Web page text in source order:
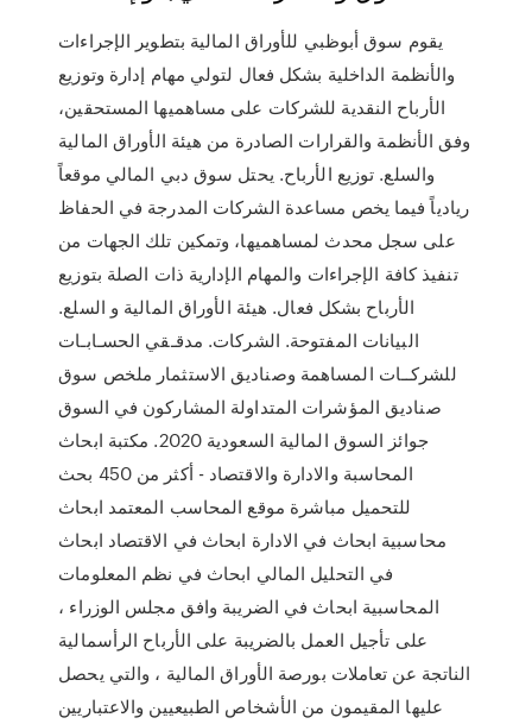
يقوم سوق أبوظبي للأوراق المالية بتطوير الإجراءات
والأنظمة الداخلية بشكل فعال لتولي مهام إدارة وتوزيع
الأرباح النقدية للشركات على مساهميها المستحقين،
وفق الأنظمة والقرارات الصادرة من هيئة الأوراق المالية
والسلع. توزيع الأرباح. يحتل سوق دبي المالي موقعاً
ريادياً فيما يخص مساعدة الشركات المدرجة في الحفاظ
على سجل محدث لمساهميها، وتمكين تلك الجهات من
تنفيذ كافة الإجراءات والمهام الإدارية ذات الصلة بتوزيع
الأرباح بشكل فعال. هيئة الأوراق المالية و السلع.
البيانات المفتوحة. الشركات. مدقـقي الحسـابـات
للشركــات المساهمة وصناديق الاستثمار ملخص سوق
صناديق المؤشرات المتداولة المشاركون في السوق
جوائز السوق المالية السعودية 2020. مكتبة ابحاث
المحاسبة والادارة والاقتصاد - أكثر من 450 بحث
للتحميل مباشرة موقع المحاسب المعتمد ابحاث
محاسبية ابحاث في الادارة ابحاث في الاقتصاد ابحاث
في التحليل المالي ابحاث في نظم المعلومات
المحاسبية ابحاث في الضريبة وافق مجلس الوزراء ،
على تأجيل العمل بالضريبة على الأرباح الرأسمالية
الناتجة عن تعاملات بورصة الأوراق المالية ، والتي يحصل
عليها المقيمون من الأشخاص الطبيعيين والاعتباريين